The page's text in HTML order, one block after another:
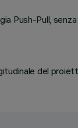
Push-Pull,
del